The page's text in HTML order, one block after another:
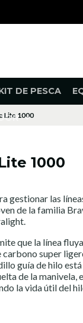
DE PESCA
Lite 1000
1000
gestionar las
de la familia
que la línea
super
guía de hilo
de la
la vida útil del